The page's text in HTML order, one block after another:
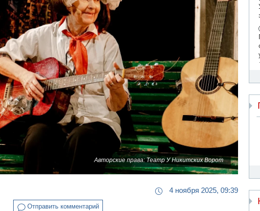
Авторские права: Театр У Никитских Ворот
4 ноября 2025, 09:39
Отправить комментарий